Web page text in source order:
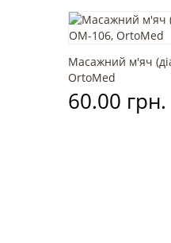
Масажний м'яч
OrtoMed
60.00 грн.